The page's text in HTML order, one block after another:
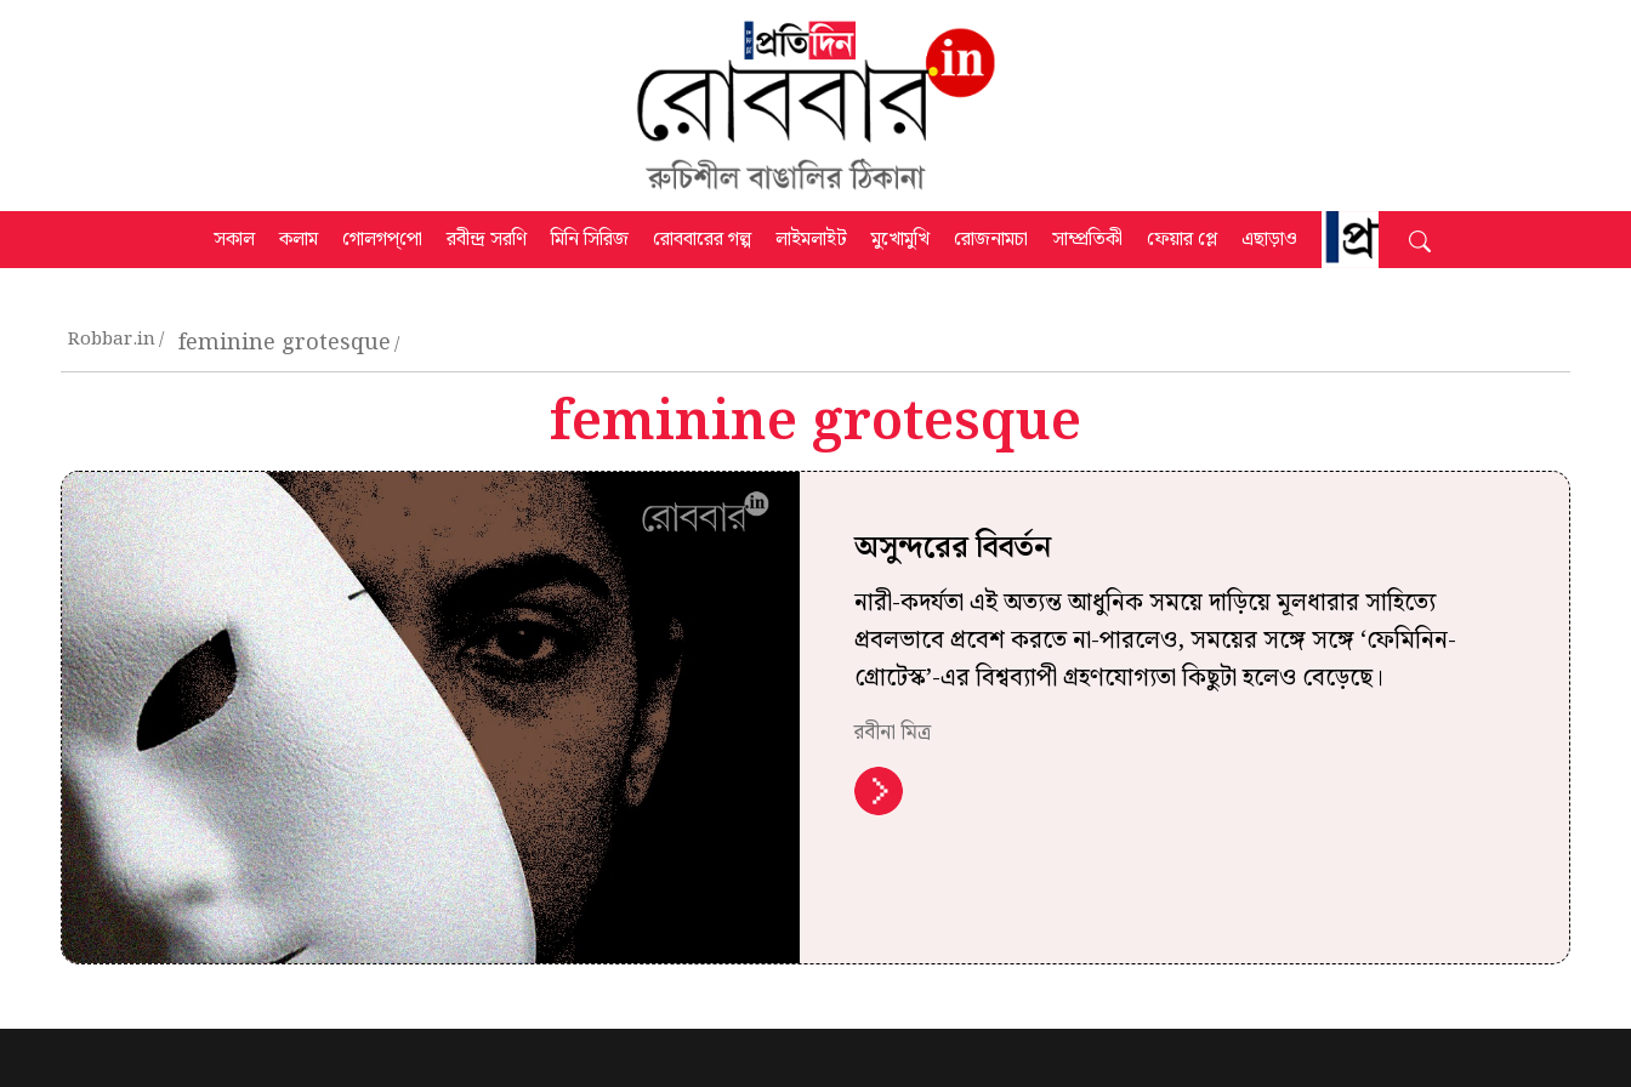
সকাল কলাম গোলগপ্‌পো রবীন্দ্র সরণি মিনি সিরিজ রোববারের গল্প লাইমলাইট মুখোমুখি রোজনামচা সাম্প্রতিকী ফেয়ার প্লে এছাড়াও
Robbar.in feminine grotesque
feminine grotesque
অসুন্দরের বিবর্তন
নারী-কদর্যতা এই অত্যন্ত আধুনিক সময়ে দাড়িয়ে মূলধারার সাহিত্যে
প্রবলভাবে প্রবেশ করতে না-পারলেও, সময়ের সঙ্গে সঙ্গে ‘ফেমিনিন-
গ্রোটেস্ক’-এর বিশ্বব্যাপী গ্রহণযোগ্যতা কিছুটা হলেও বেড়েছে।
রবীনা মিত্র